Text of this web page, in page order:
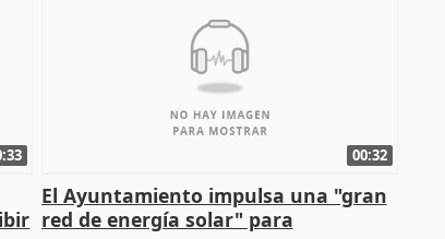
00:32
El Ayuntamiento impulsa una "gran
red de energía solar" para